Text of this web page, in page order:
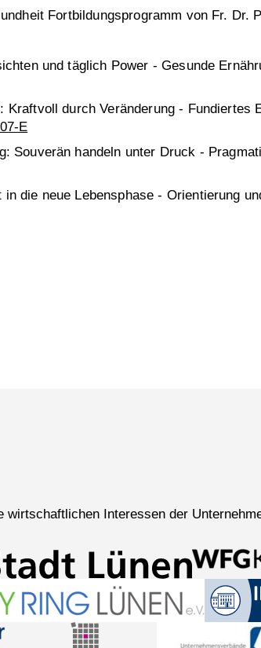
Fortbildungsprogramm von Fr.
und täglich Power - Gesunde
Kraftvoll durch Veränderung -
E
Souverän handeln unter Druck -
die neue Lebensphase - Orientierung
Interessen der